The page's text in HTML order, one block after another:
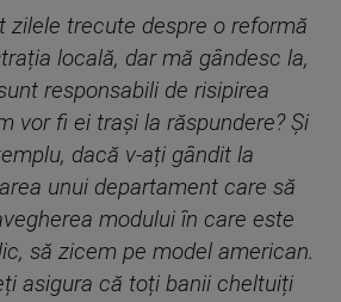
zilele trecute despre o reformă
locală, dar mă gândesc la,
responsabili de risipirea
vor fi ei trași la răspundere? Și
dacă v-ați gândit la
unui departament care să
modului în care este
să zicem pe model american.
asigura că toți banii cheltuiți